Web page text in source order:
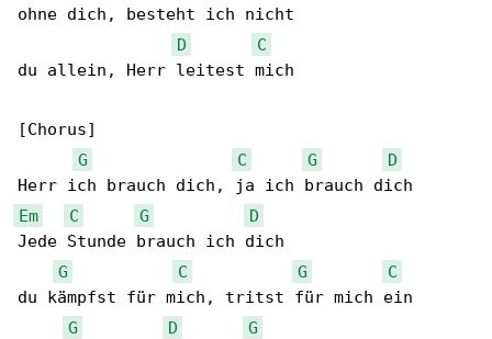
ohne dich, besteht ich nicht
D
C
du allein, Herr leitest mich
[Chorus]
G
C G
D
Em
C G
D
Jede Stunde brauch ich dich
G
C G
C
du kämpfst für mich, tritst für mich ein
G
D
G